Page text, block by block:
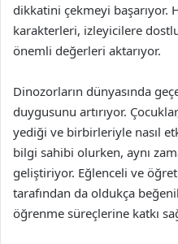
dikkatini çekmeyi
karakterleri, izleyicilere
önemli değerleri aktarıyor.
Dinozorların dünyasında
duygusunu artırıyor.
yediği ve birbirleriyle nasıl
bilgi sahibi olurken, aynı
geliştiriyor. Eğlenceli ve
tarafından da oldukça
öğrenme süreçlerine katkı